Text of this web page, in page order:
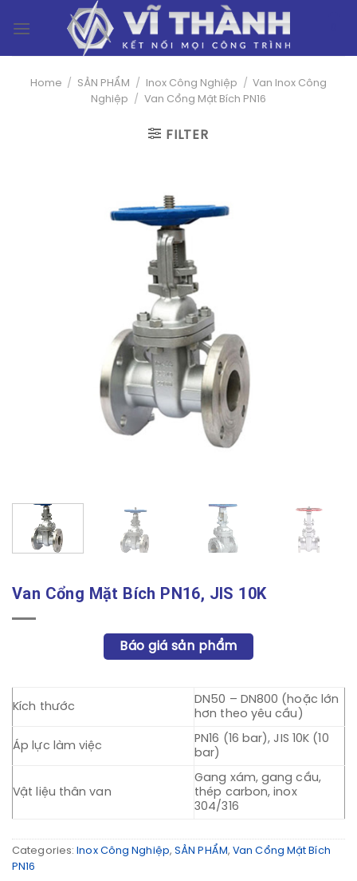
Home / SẢN PHẨM / Inox Công Nghiệp / Van Inox Công
Nghiệp
/ Van Cổng Mặt Bích PN16
FILTER
Van Cổng Mặt Bích PN16, JIS 10K
Báo giá sản phẩm
Kích thước
DN50 – DN800 (hoặc lớn
hơn theo yêu cầu)
Áp lực làm việc
PN16 (16 bar), JIS 10K (10
bar)
Vật liệu thân van
Gang xám, gang cầu,
thép carbon, inox
304/316
Categories: Inox Công Nghiệp,SẢN PHẨM,Van Cổng Mặt Bích
PN16